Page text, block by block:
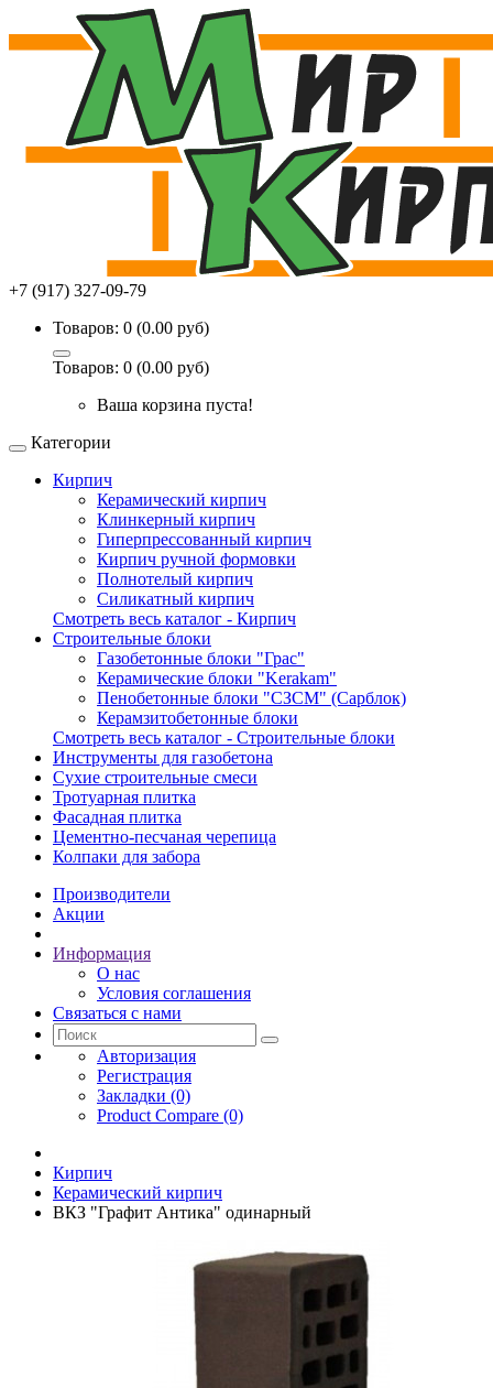
+7 (917) 327-09-79
Товаров: 0 (0.00 руб)
Товаров: 0 (0.00 руб)
Ваша корзина пуста!
Категории
Кирпич
Керамический кирпич
Клинкерный кирпич
Гиперпрессованный кирпич
Кирпич ручной формовки
Полнотелый кирпич
Силикатный кирпич
Смотреть весь каталог - Кирпич
Строительные блоки
Газобетонные блоки "Грас"
Керамические блоки "Kerakam"
Пенобетонные блоки "СЗСМ" (Сарблок)
Керамзитобетонные блоки
Смотреть весь каталог - Строительные блоки
Инструменты для газобетона
Сухие строительные смеси
Тротуарная плитка
Фасадная плитка
Цементно-песчаная черепица
Колпаки для забора
Производители
Акции
Информация
О нас
Условия соглашения
Связаться с нами
Авторизация
Регистрация
Закладки (0)
Product Compare (0)
Кирпич
Керамический кирпич
ВКЗ "Графит Антика" одинарный